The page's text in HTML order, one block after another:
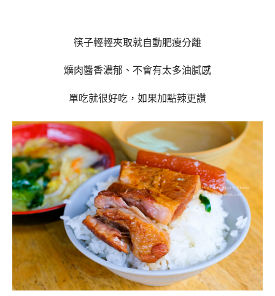
筷子輕輕夾取就自動肥瘦分離
爌肉醬香濃郁、不會有太多油膩感
單吃就很好吃，如果加點辣更讚